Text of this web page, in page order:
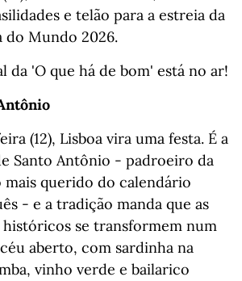
e telão para a estreia da
do Mundo 2026.
da 'O que há de bom' está no ar!
(12), Lisboa vira uma festa. É a
Santo Antônio - padroeiro da
mais querido do calendário
- e a tradição manda que as
se transformem num
aberto, com sardinha na
vinho verde e bailarico